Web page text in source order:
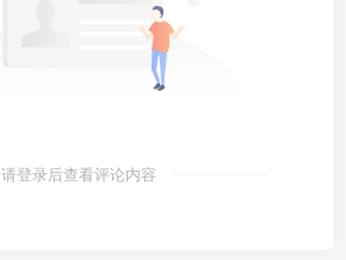
请登录后查看评论内容